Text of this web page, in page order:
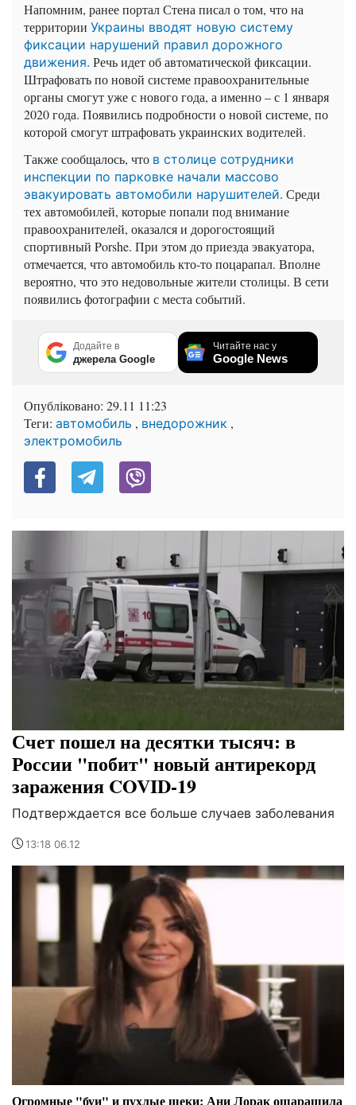
Напомним, ранее портал Стена писал о том, что на
территории Украины вводят новую систему
фиксации нарушений правил дорожного
движения. Речь идет об автоматической фиксации.
Штрафовать по новой системе правоохранительные
органы смогут уже с нового года, а именно – с 1 января
2020 года. Появились подробности о новой системе, по
которой смогут штрафовать украинских водителей.
Также сообщалось, что в столице сотрудники
инспекции по парковке начали массово
эвакуировать автомобили нарушителей. Среди
тех автомобилей, которые попали под внимание
правоохранителей, оказался и дорогостоящий
спортивный Porshe. При этом до приезда эвакуатора,
отмечается, что автомобиль кто-то поцарапал. Вполне
вероятно, что это недовольные жители столицы. В сети
появились фотографии с места событий.
Додайте в
джерела Google
Читайте нас у
Google News
Опубліковано: 29.11 11:23
Теги: автомобиль , внедорожник ,
электромобиль
Счет пошел на десятки тысяч: в
России "побит" новый антирекорд
заражения COVID-19
Подтверждается все больше случаев заболевания
13:18 06.12
Огромные "буи" и пухлые щеки: Ани Лорак ошарашила